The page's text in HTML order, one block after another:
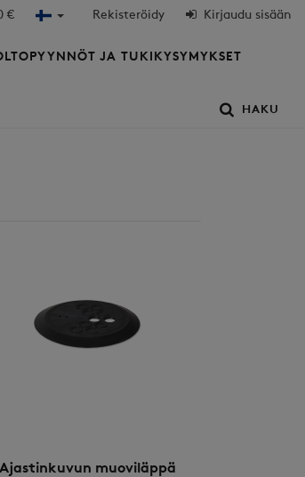
€ Rekisteröidy Kirjaudu sisään
JA TUKIKYSYMYKSET
HAKU
Ajastinkuvun muoviläppä